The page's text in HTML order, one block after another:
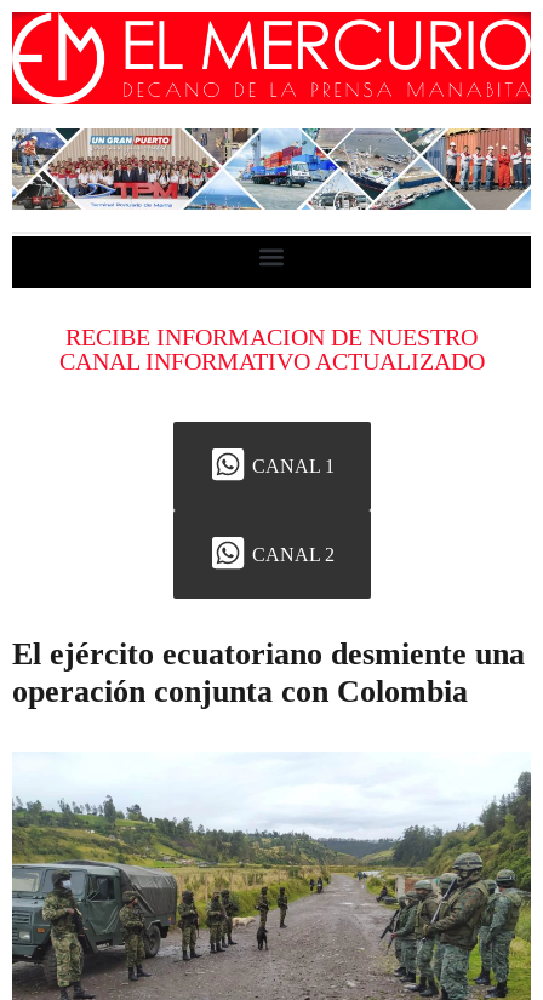
RECIBE INFORMACION DE NUESTRO
CANAL INFORMATIVO ACTUALIZADO
CANAL 1
CANAL 2
El ejército ecuatoriano desmiente una
operación conjunta con Colombia